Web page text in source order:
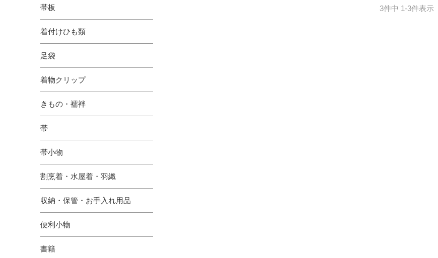
帯板
着付けひも類
足袋
着物クリップ
きもの・襦袢
帯
帯小物
割烹着・水屋着・羽織
収納・保管・お手入れ用品
便利小物
書籍
3件中 1-3件表示